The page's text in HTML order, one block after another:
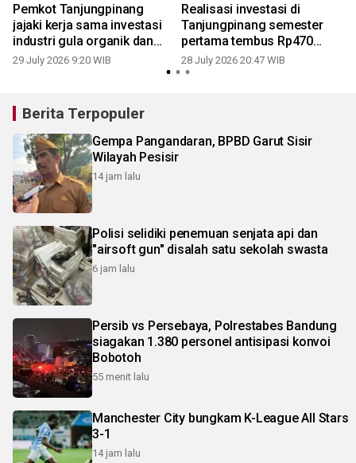
Pemkot Tanjungpinang
jajaki kerja sama investasi
industri gula organik dan
VCO
29 July 2026 9:20 WIB
Realisasi investasi di
Tanjungpinang semester
pertama tembus Rp470
miliar
28 July 2026 20:47 WIB
Berita Terpopuler
Gempa Pangandaran, BPBD Garut Sisir
Wilayah Pesisir
14 jam lalu
Polisi selidiki penemuan senjata api dan
"airsoft gun" disalah satu sekolah swasta
6 jam lalu
Persib vs Persebaya, Polrestabes Bandung
siagakan 1.380 personel antisipasi konvoi
Bobotoh
55 menit lalu
Manchester City bungkam K-League All Stars
3-1
14 jam lalu